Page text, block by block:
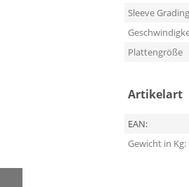
Sleeve Grading
Plattengröße
Artikelart
EAN:
Gewicht in Kg: